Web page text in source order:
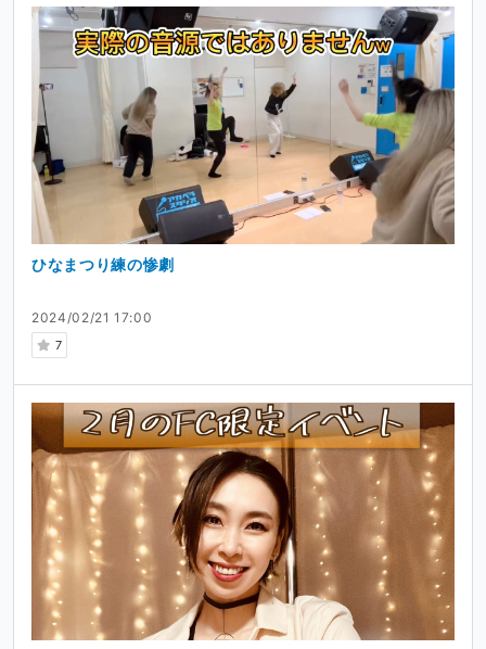
2024/02/21 17:00
7
ひなまつり練の惨劇